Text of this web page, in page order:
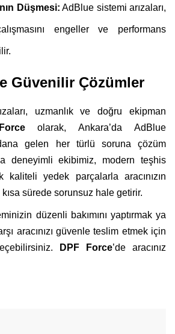
Düşmesi: AdBlue sistemi arızaları,
engeller ve performans
Güvenilir Çözümler
uzmanlık ve doğru ekipman
olarak, Ankara’da AdBlue
gelen her türlü soruna çözüm
deneyimli ekibimiz, modern teşhis
kaliteli yedek parçalarla aracınızın
sürede sorunsuz hale getirir.
düzenli bakımını yaptırmak ya
aracınızı güvenle teslim etmek için
DPF Force’de aracınız